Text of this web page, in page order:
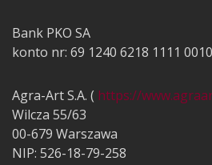
Bank PKO SA
konto nr: 69 1240 6218 1111
Agra-Art S.A. ( https://
Wilcza 55/63
00-679 Warszawa
NIP: 526-18-79-258